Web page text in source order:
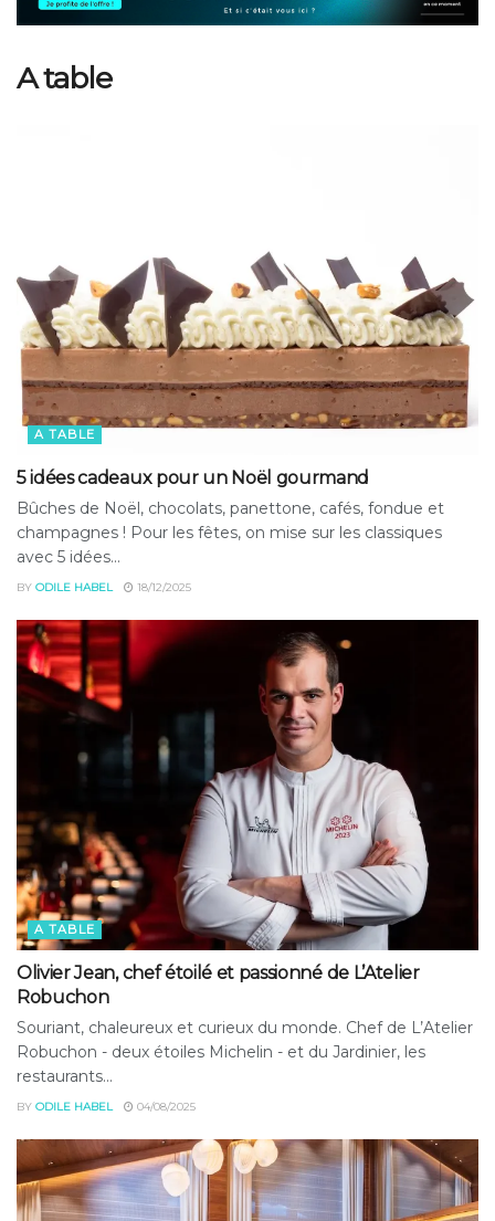
A table
A TABLE
5 idées cadeaux pour un Noël gourmand
Bûches de Noël, chocolats, panettone, cafés, fondue et
champagnes ! Pour les fêtes, on mise sur les classiques
avec 5 idées...
BY ODILE HABEL 18/12/2025
A TABLE
Olivier Jean, chef étoilé et passionné de L’Atelier
Robuchon
Souriant, chaleureux et curieux du monde. Chef de L’Atelier
Robuchon - deux étoiles Michelin - et du Jardinier, les
restaurants...
BY ODILE HABEL 04/08/2025